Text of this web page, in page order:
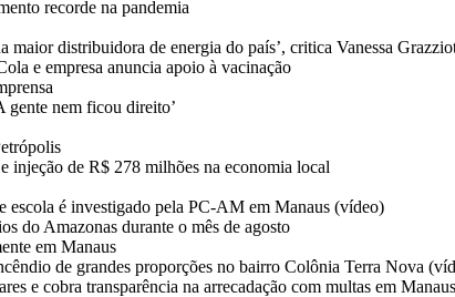
recorde na pandemia
maior distribuidora de energia do país’, critica Vanessa
e empresa anuncia apoio à vacinação
gente nem ficou direito’
injeção de R$ 278 milhões na economia local
escola é investigado pela PC-AM em Manaus (vídeo)
do Amazonas durante o mês de agosto
em Manaus
de grandes proporções no bairro Colônia Terra Nova
e cobra transparência na arrecadação com multas em Manaus